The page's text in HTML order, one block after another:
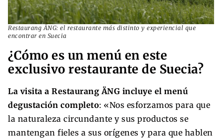
Restaurang ÄNG: el restaurante más distinto y experiencial que
encontrar en Suecia
¿Cómo es un menú en este
exclusivo restaurante de Suecia?
La visita a Restaurang ÄNG incluye el menú
degustación completo: «Nos esforzamos para que
la naturaleza circundante y sus productos se
mantengan fieles a sus orígenes y para que hablen